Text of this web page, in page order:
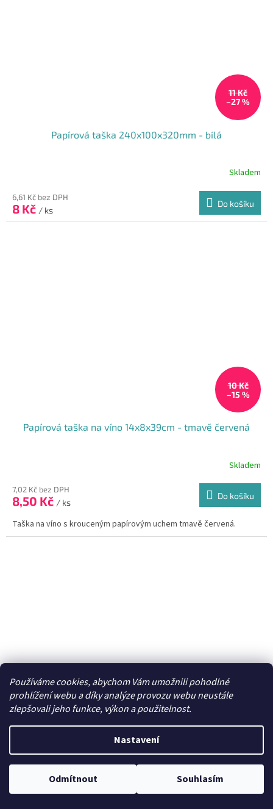
Používáme cookies, abychom Vám umožnili pohodlné
prohlížení webu a díky analýze provozu webu neustále
zlepšovali jeho funkce, výkon a použitelnost.
Nastavení
Odmítnout Souhlasím
11 Kč
–27 %
Papírová taška 240x100x320mm - bílá
produktu
je
4,1
Skladem
6,61 Kč bez DPH
8 Kč / ks
Do košíku
10 Kč
–15 %
Papírová taška na víno 14x8x39cm - tmavě červená
Skladem
7,02 Kč bez DPH
8,50 Kč / ks
Do košíku
Taška na víno s krouceným papírovým uchem tmavě červená.
13 Kč
Eko tašky papírové 305x170x445mm